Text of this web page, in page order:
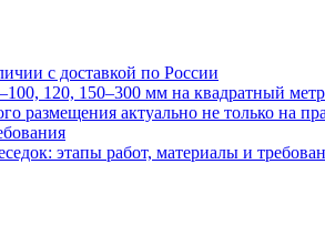
с доставкой по России
120, 150–300 мм на квадратный
размещения актуально не только на
этапы работ, материалы и